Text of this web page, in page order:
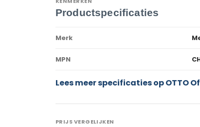
Productspecificaties
Merk
MPN
Lees meer specificaties op OTTO
PRIJS VERGELIJKEN